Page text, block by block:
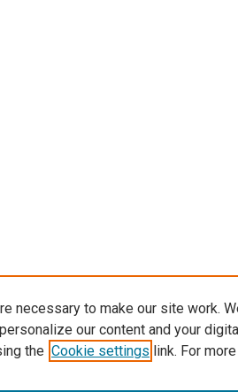
necessary to make our site work.
our content and your
the Cookie settings link. For